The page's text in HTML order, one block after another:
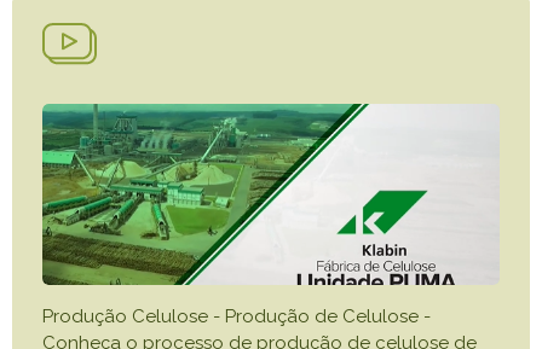
Produção Celulose - Produção de Celulose -
Conheça o processo de produção de celulose de